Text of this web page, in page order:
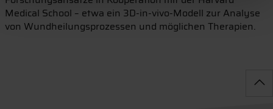
Medical School – etwa ein 3D-in-vivo-Modell zur Analyse
von Wundheilungsprozessen und möglichen Therapien.